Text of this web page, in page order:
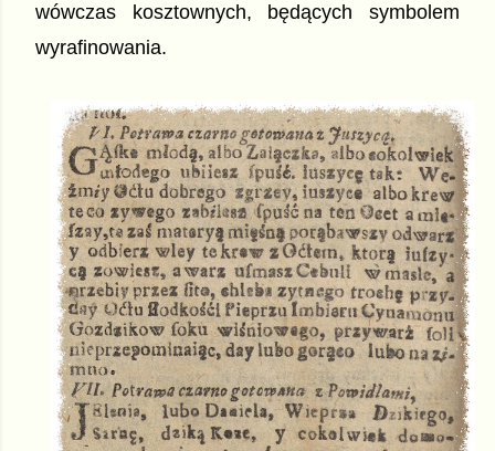
wówczas kosztownych, będących symbolem
wyrafinowania.